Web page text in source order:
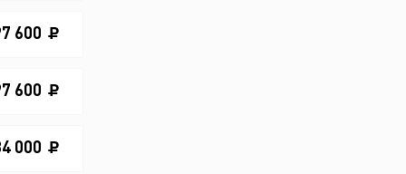
600
600
000